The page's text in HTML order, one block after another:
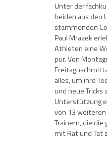
Unter der
beiden aus den
stammenden
Paul Mrazek
Athleten eine
pur. Von
alles, um ihre
und neue Tricks
Unterstützung
von 13
Trainern, die die
mit Rat und Tat